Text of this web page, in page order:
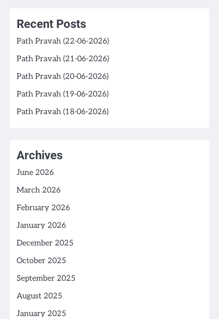
Recent Posts
Path Pravah (22-06-2026)
Path Pravah (21-06-2026)
Path Pravah (20-06-2026)
Path Pravah (19-06-2026)
Path Pravah (18-06-2026)
Archives
June 2026
March 2026
February 2026
January 2026
December 2025
October 2025
September 2025
August 2025
January 2025